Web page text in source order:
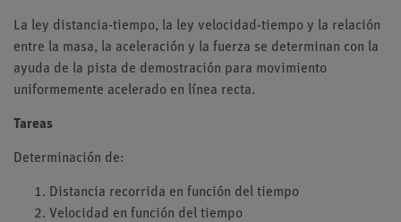
La ley distancia-tiempo, la ley velocidad-tiempo y la relación
entre la masa, la aceleración y la fuerza se determinan con la
ayuda de la pista de demostración para movimiento
uniformemente acelerado en línea recta.
Tareas
Determinación de:
Distancia recorrida en función del tiempo
Velocidad en función del tiempo